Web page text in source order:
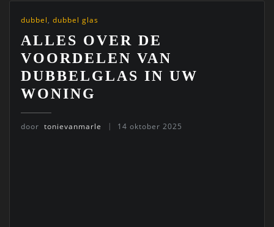
dubbel, dubbel glas
ALLES OVER DE
VOORDELEN VAN
DUBBELGLAS IN UW
WONING
door tonievanmarle 14 oktober 2025